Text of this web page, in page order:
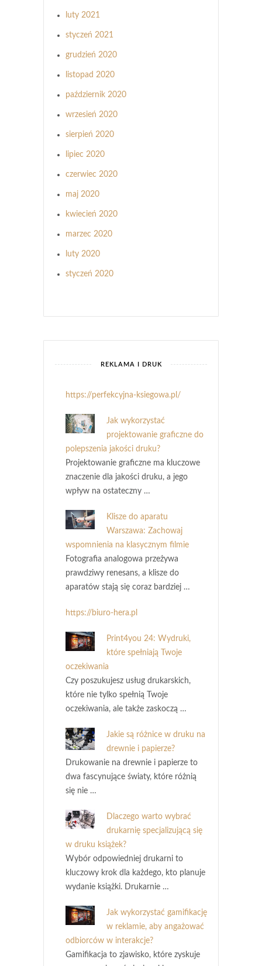
luty 2021
styczeń 2021
grudzień 2020
listopad 2020
październik 2020
wrzesień 2020
sierpień 2020
lipiec 2020
czerwiec 2020
maj 2020
kwiecień 2020
marzec 2020
luty 2020
styczeń 2020
REKLAMA I DRUK
https://perfekcyjna-ksiegowa.pl/
Jak wykorzystać
projektowanie graficzne do
polepszenia jakości druku?
Projektowanie graficzne ma kluczowe
znaczenie dla jakości druku, a jego
wpływ na ostateczny …
Klisze do aparatu
Warszawa: Zachowaj
wspomnienia na klasycznym filmie
Fotografia analogowa przeżywa
prawdziwy renesans, a klisze do
aparatów stają się coraz bardziej …
https://biuro-hera.pl
Print4you 24: Wydruki,
które spełniają Twoje
oczekiwania
Czy poszukujesz usług drukarskich,
które nie tylko spełnią Twoje
oczekiwania, ale także zaskoczą …
Jakie są różnice w druku na
drewnie i papierze?
Drukowanie na drewnie i papierze to
dwa fascynujące światy, które różnią
się nie …
Dlaczego warto wybrać
drukarnię specjalizującą się
w druku książek?
Wybór odpowiedniej drukarni to
kluczowy krok dla każdego, kto planuje
wydanie książki. Drukarnie …
Jak wykorzystać gamifikację
w reklamie, aby angażować
odbiorców w interakcje?
Gamifikacja to zjawisko, które zyskuje